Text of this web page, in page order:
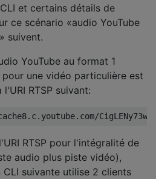
et certains détails de
ce scénario «audio YouTube
suivent.
YouTube au format 1
pour une vidéo particulière est
RTSP suivant:
RTSP pour l'intégralité de
audio plus piste vidéo),
CLI suivante utilise 2 clients